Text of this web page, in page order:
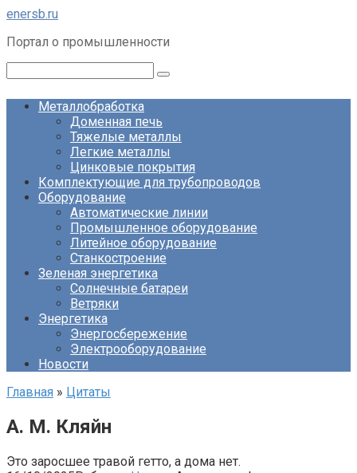
Перейти
контенту
enersb.ru
Портал о промышленности
Металлобработка
Доменная печь
Тяжелые металлы
Легкие металлы
Цинковые покрытия
Комплектующие для трубопроводов
Оборудование
Автоматические линии
Промышленное оборудование
Литейное оборудование
Станкостроение
Зеленая энергетика
Солнечные батареи
Ветряки
Энергетика
Энергосбережение
Электрооборудование
Новости
Главная » Цитаты
А. М. Кляйн
Это заросшее травой гетто, а дома нет.